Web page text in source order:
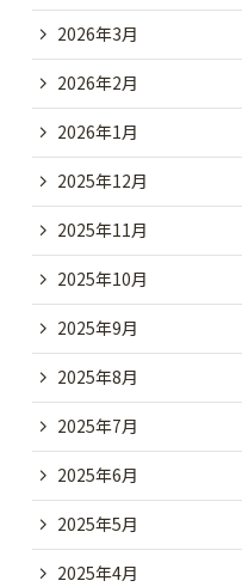
2026年3月
2026年2月
2026年1月
2025年12月
2025年11月
2025年10月
2025年9月
2025年8月
2025年7月
2025年6月
2025年5月
2025年4月